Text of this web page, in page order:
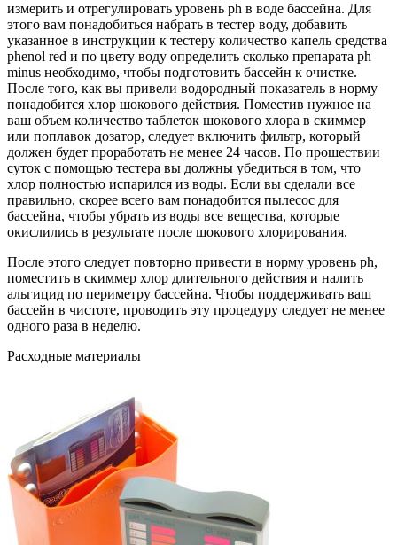
измерить и отрегулировать уровень ph в воде бассейна. Для
этого вам понадобиться набрать в тестер воду, добавить
указанное в инструкции к тестеру количество капель средства
phenol red и по цвету воду определить сколько препарата ph
minus необходимо, чтобы подготовить бассейн к очистке.
После того, как вы привели водородный показатель в норму
понадобится хлор шокового действия. Поместив нужное на
ваш объем количество таблеток шокового хлора в скиммер
или поплавок дозатор, следует включить фильтр, который
должен будет проработать не менее 24 часов. По прошествии
суток с помощью тестера вы должны убедиться в том, что
хлор полностью испарился из воды. Если вы сделали все
правильно, скорее всего вам понадобится пылесос для
бассейна, чтобы убрать из воды все вещества, которые
окислились в результате после шокового хлорирования.
После этого следует повторно привести в норму уровень ph,
поместить в скиммер хлор длительного действия и налить
альгицид по периметру бассейна. Чтобы поддерживать ваш
бассейн в чистоте, проводить эту процедуру следует не менее
одного раза в неделю.
Расходные материалы